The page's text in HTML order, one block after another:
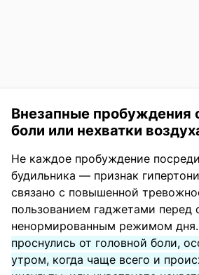
Внезапные пробуждения
боли или нехватки
Не каждое пробуждение
будильника — признак
связано с повышенной
пользованием гаджетами перед
ненормированным режимом
проснулись от головной боли,
утром, когда чаще всего и